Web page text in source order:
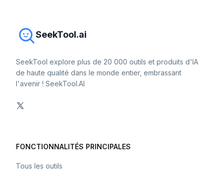
SeekTool.ai
SeekTool explore plus de 20 000 outils et produits d'IA
de haute qualité dans le monde entier, embrassant
l'avenir ! SeekTool.AI
FONCTIONNALITÉS PRINCIPALES
Tous les outils